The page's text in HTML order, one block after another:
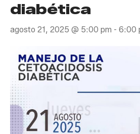
diabética
agosto 21, 2025 @ 5:00 pm - 6:00